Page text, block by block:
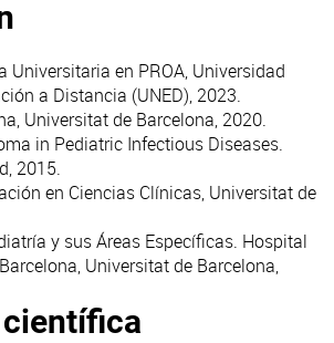
Universitaria en PROA, Universidad
a Distancia (UNED), 2023.
Universitat de Barcelona, 2020.
in Pediatric Infectious Diseases.
2015.
en Ciencias Clínicas, Universitat de
y sus Áreas Específicas. Hospital
Universitat de Barcelona,